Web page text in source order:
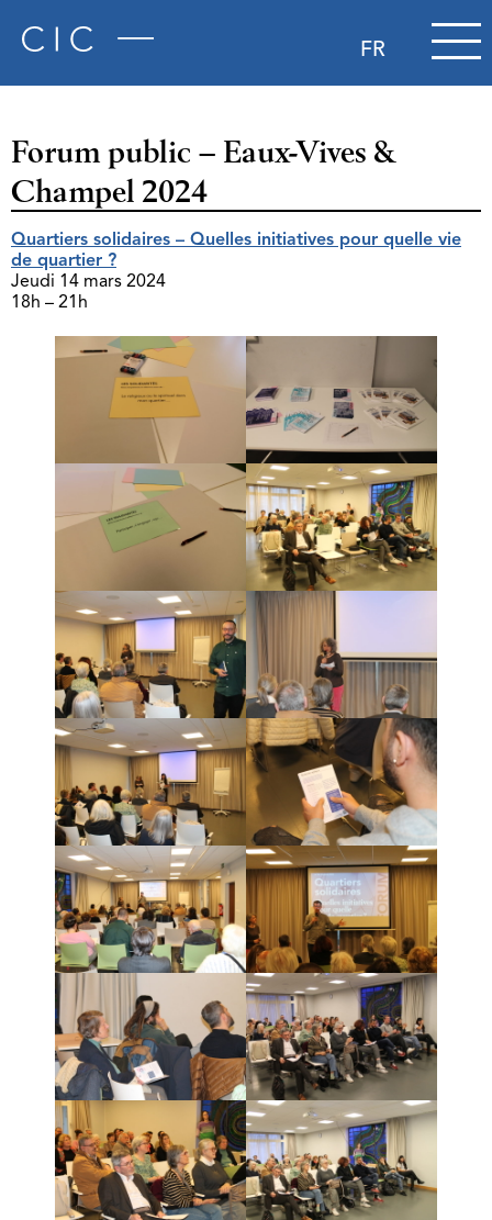
FR
Forum public – Eaux-Vives &
Champel 2024
Quartiers solidaires – Quelles initiatives pour quelle vie
de quartier ?
Jeudi 14 mars 2024
18h – 21h